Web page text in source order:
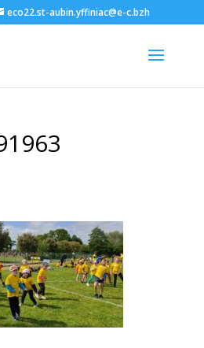
eco22.st-aubin.yffiniac@e-c.bzh